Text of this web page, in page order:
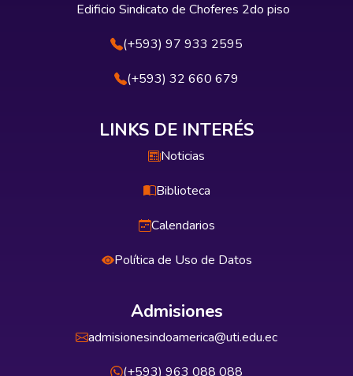
Edificio Sindicato de Choferes 2do piso
(+593) 97 933 2595
(+593) 32 660 679
LINKS DE INTERÉS
Noticias
Biblioteca
Calendarios
Política de Uso de Datos
Admisiones
admisionesindoamerica@uti.edu.ec
(+593) 963 088 088